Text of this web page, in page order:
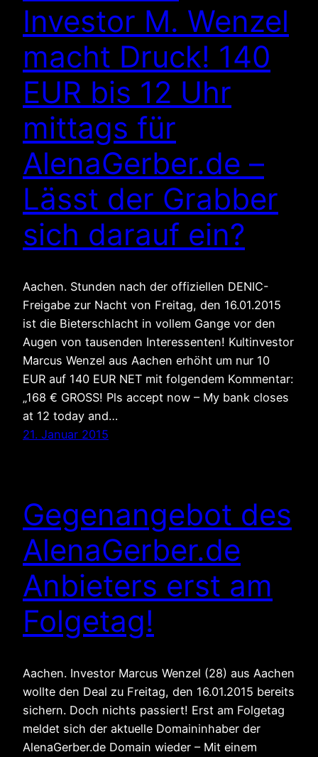
Investor M. Wenzel
macht Druck! 140
EUR bis 12 Uhr
mittags für
AlenaGerber.de –
Lässt der Grabber
sich darauf ein?
Aachen. Stunden nach der offiziellen DENIC-
Freigabe zur Nacht von Freitag, den 16.01.2015
ist die Bieterschlacht in vollem Gange vor den
Augen von tausenden Interessenten! Kultinvestor
Marcus Wenzel aus Aachen erhöht um nur 10
EUR auf 140 EUR NET mit folgendem Kommentar:
„168 € GROSS! Pls accept now – My bank closes
at 12 today and…
21. Januar 2015
Gegenangebot des
AlenaGerber.de
Anbieters erst am
Folgetag!
Aachen. Investor Marcus Wenzel (28) aus Aachen
wollte den Deal zu Freitag, den 16.01.2015 bereits
sichern. Doch nichts passiert! Erst am Folgetag
meldet sich der aktuelle Domaininhaber der
AlenaGerber.de Domain wieder – Mit einem